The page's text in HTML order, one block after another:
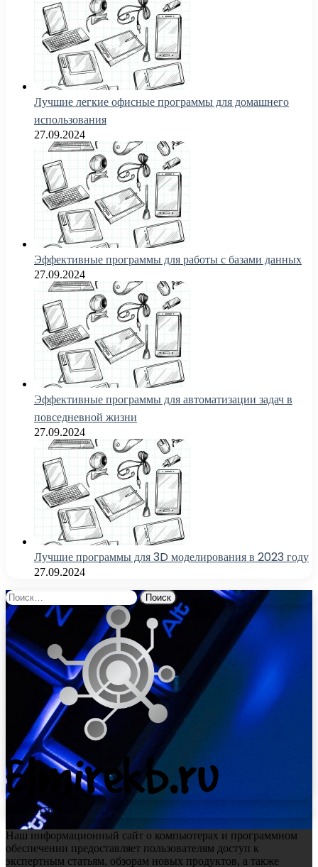
Лучшие легкие офисные программы для домашнего
использования
27.09.2024
Эффективные программы для работы с базами данных
27.09.2024
Эффективные программы для автоматизации задач в
повседневной жизни
27.09.2024
Лучшие программы для 3D моделирования в 2023 году
27.09.2024
Найти:
Поделиться
Наш информационный сайт о компьютерах и программном
обеспечении предоставляет пользователям доступ к
экспертным статьям, обзорам новых продуктов, а также